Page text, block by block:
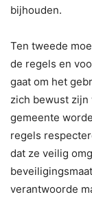
bijhouden.
Ten tweede
de regels en
gaat om het
zich bewust zijn
gemeente
regels
dat ze veilig
verantwoorde